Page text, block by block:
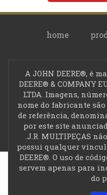
home
J.R.
Outubro,
(45)
(45)
(45)
(45)
A JOHN DEERE®, é
DEERE® & COMPANY
LTDA. Imagens,
nome do fabricante
de referência,
por este site
.J.R. MULTIPEÇAS
possui qualquer
DEERE®. O uso de
servem apenas para
do